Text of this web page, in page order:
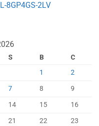
8GP4GS-2LV
S B
C
1
2
7 8
9
14 15
16
21 22
23